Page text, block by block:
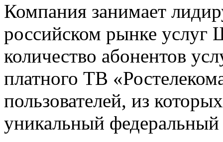
Компания занимает
российском рынке услуг
количество абонентов
платного ТВ
пользователей, из
уникальный